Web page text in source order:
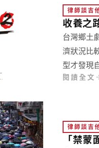
律師談吉
收養之
台灣鄉土
濟狀況比
型才發現
自己身世
閱讀全文
律師談吉
「禁